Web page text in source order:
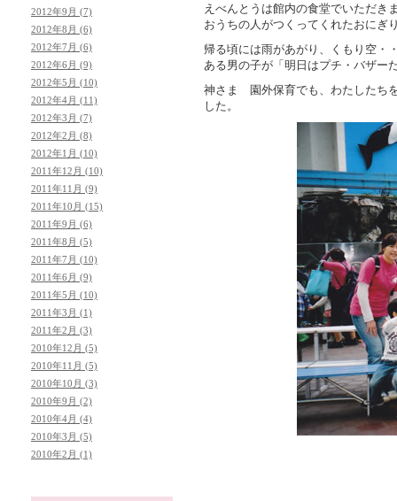
えべんとうは館内の食堂でいただき
おうちの人がつくってくれたおにぎ
帰る頃には雨があがり、くもり空・
ある男の子が「明日はプチ・バザー
神さま 園外保育でも、わたしたち
した。
2012年9月 (7)
2012年8月 (6)
2012年7月 (6)
2012年6月 (9)
2012年5月 (10)
2012年4月 (11)
2012年3月 (7)
2012年2月 (8)
2012年1月 (10)
2011年12月 (10)
2011年11月 (9)
2011年10月 (15)
2011年9月 (6)
2011年8月 (5)
2011年7月 (10)
2011年6月 (9)
2011年5月 (10)
2011年3月 (1)
2011年2月 (3)
2010年12月 (5)
2010年11月 (5)
2010年10月 (3)
2010年9月 (2)
2010年4月 (4)
2010年3月 (5)
2010年2月 (1)